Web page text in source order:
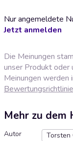
Nur angemeldete
Jetzt anmelden
Die Meinungen
unser Produkt oder
Meinungen werden
Mehr zu dem
Autor
Torsten